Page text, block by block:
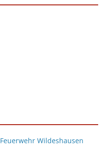
Wildeshausen